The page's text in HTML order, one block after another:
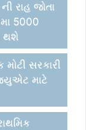
રાહ જોતા
5000
થશે
સરકારી
માટે